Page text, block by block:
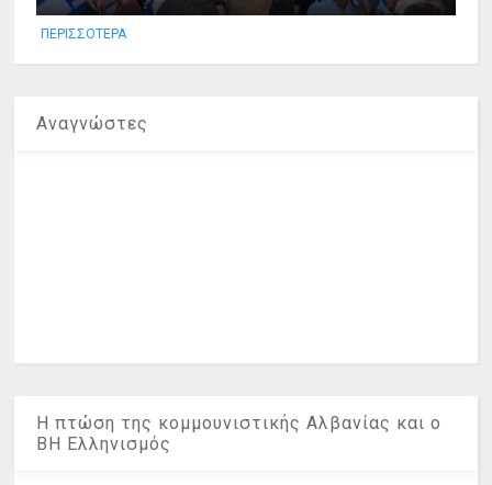
ΠΕΡΙΣΣΟΤΕΡΑ
Αναγνώστες
Η πτώση της κομμουνιστικής Αλβανίας και ο
ΒΗ Ελληνισμός